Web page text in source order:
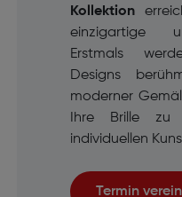
Kollektion
einzigartige
Erstmals
Designs
moderner
Ihre Brille zu
individuellen
Termin